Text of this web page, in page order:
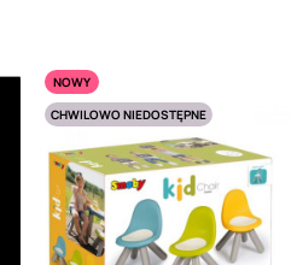
NOWY
CHWILOWO NIEDOSTĘPNE